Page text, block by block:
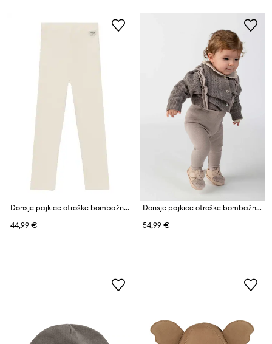
Donsje pajkice otroške bombažne z elastanom Ellie Leggings
44,99 €
Donsje pajkice otroške bombažne z elastanom Enzi Leggings
54,99 €